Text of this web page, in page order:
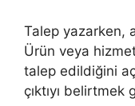
Talep yazarken,
Ürün veya
talep edildiğini
çıktıyı belirtmek